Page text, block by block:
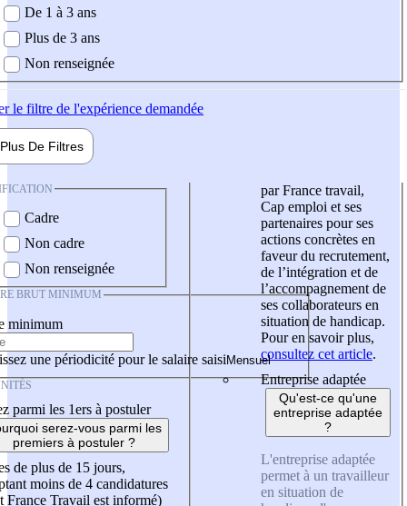
De 1 à 3 ans
Plus de 3 ans
Non renseignée
le filtre de l'expérience demandée
Plus De Filtres
Cadre
Non cadre
Non renseignée
BRUT MINIMUM
minimum
une périodicité pour le salaire saisi
parmi les 1ers à postuler
serez-vous parmi les
premiers à postuler ?
de plus de 15 jours,
moins de 4 candidatures
France Travail est informé)
par France travail,
Cap emploi et ses
partenaires pour ses
actions concrètes en
faveur du recrutement,
de l’intégration et de
l’accompagnement de
ses collaborateurs en
situation de handicap.
Pour en savoir plus,
consultez cet article.
Entreprise adaptée
Qu'est-ce qu'une
entreprise adaptée
?
L'entreprise adaptée
permet à un travailleur
en situation de